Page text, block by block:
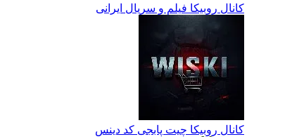
کانال روبیکا فیلم و سریال ایرانی
کانال روبیکا چیت پابجی کد دینس